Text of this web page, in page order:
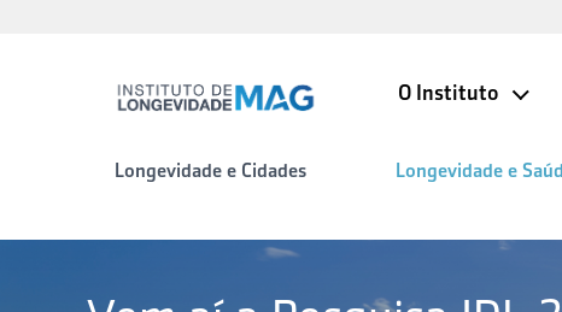
O Instituto
Longevidade e Cidades Longevidade e